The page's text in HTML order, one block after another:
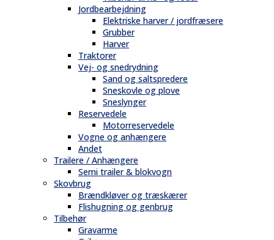
Jordbearbejdning
Elektriske harver / jordfræsere
Grubber
Harver
Traktorer
Vej- og snedrydning
Sand og saltspredere
Sneskovle og plove
Sneslynger
Reservedele
Motorreservedele
Vogne og anhængere
Andet
Trailere / Anhængere
Semi trailer & blokvogn
Skovbrug
Brændkløver og træskærer
Flishugning og genbrug
Tilbehør
Gravarme